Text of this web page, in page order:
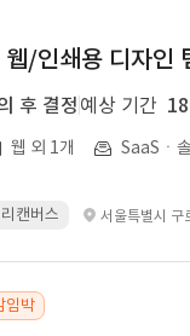
웹/인쇄용 디자인
후 결정 예상 기간
웹 외 1개 SaaSㆍ
캔버스 서울특별시 구
임박